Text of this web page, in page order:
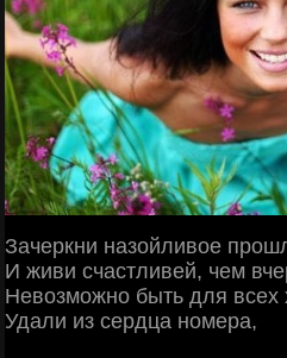
Зачеркни назойливое
И живи счастливей, чем
Невозможно быть для
Удали из сердца номера,